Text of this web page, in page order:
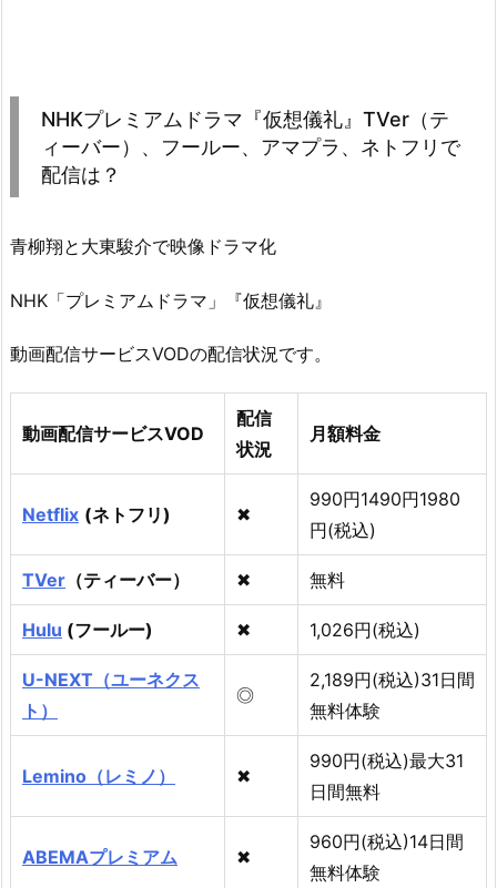
NHKプレミアムドラマ『仮想儀礼』TVer（テ
ィーバー）、フールー、アマプラ、ネトフリで
配信は？
青柳翔と大東駿介で映像ドラマ化
NHK「プレミアムドラマ」『仮想儀礼』
動画配信サービスVODの配信状況です。
動画配信サービスVOD
配信
状況
月額料金
Netflix (ネトフリ) ✖
990円1490円1980
円(税込)
TVer （ティーバー） ✖ 無料
Hulu (フールー) ✖ 1,026円(税込)
U-NEXT（ユーネクス
ト）
◎
2,189円(税込)31日間
無料体験
Lemino（レミノ） ✖
990円(税込)最大31
日間無料
ABEMAプレミアム ✖
960円(税込)14日間
無料体験